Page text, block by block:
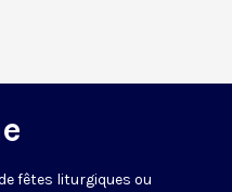
fêtes liturgiques ou